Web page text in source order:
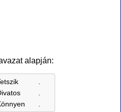
alapján: